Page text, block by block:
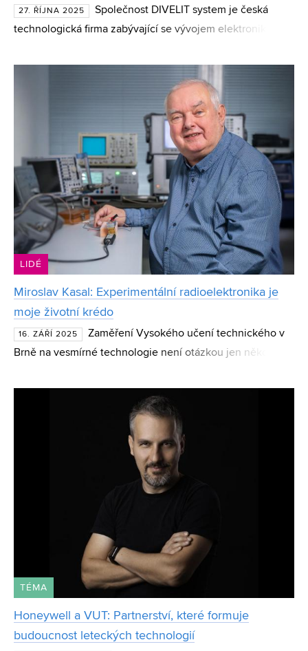
27. ŘÍJNA 2025
Společnost DIVELIT system je česká
technologická firma zabývající se vývojem elektroniky a
průmyslových embedded systémů. Za jejím zrodem stojí a
LIDÉ
Miroslav Kasal: Experimentální radioelektronika je
moje životní krédo
16. ZÁŘÍ 2025
Zaměření Vysokého učení technického v
Brně na vesmírné technologie není otázkou jen několika
Kasala, dlouholetého pedagoga a pracovníka Ústavu ra
TÉMA
Honeywell a VUT: Partnerství, které formuje
budoucnost leteckých technologií